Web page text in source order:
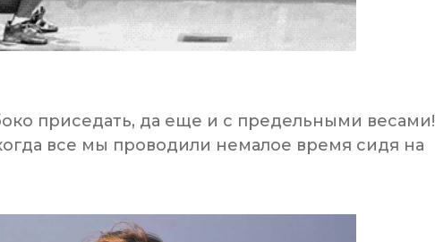
приседать, да еще и с предельными весами!
все мы проводили немалое время сидя на